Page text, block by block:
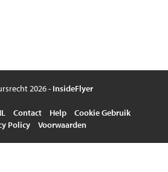
2026 - InsideFlyer
Contact Help
Cookie Gebruik
Policy
Voorwaarden